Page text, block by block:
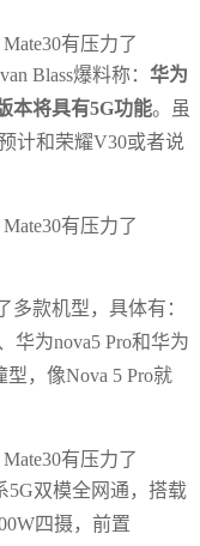
Blass爆料称：华为
本将具有5G功能。虽
计和荣耀V30或者说
多款机型，具体有：
华为nova5 Pro和华为
，像Nova 5 Pro就
5G双模全网通，搭载
四摄，前置